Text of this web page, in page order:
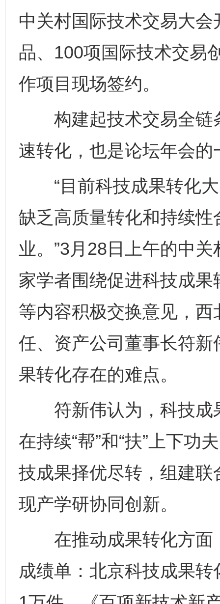
中关村国际技术交易大
品、100项国际技术交易
作项目现场签约。
构建起技术交易全链
速转化，也是论坛年会的
“目前科技成果转化大
缺乏高质量转化和持续
业。”3月28日上午的中
家学者围绕促进科技成
等内容积极交换意见，
任、资产公司董事长符
果转化存在的难点。
符新伟认为，科技成
在持续“帮”和“扶”上下功
技成果择优尽转，组建
现产学研协同创新。
在推动成果转化方面
成绩单：北京科技成果